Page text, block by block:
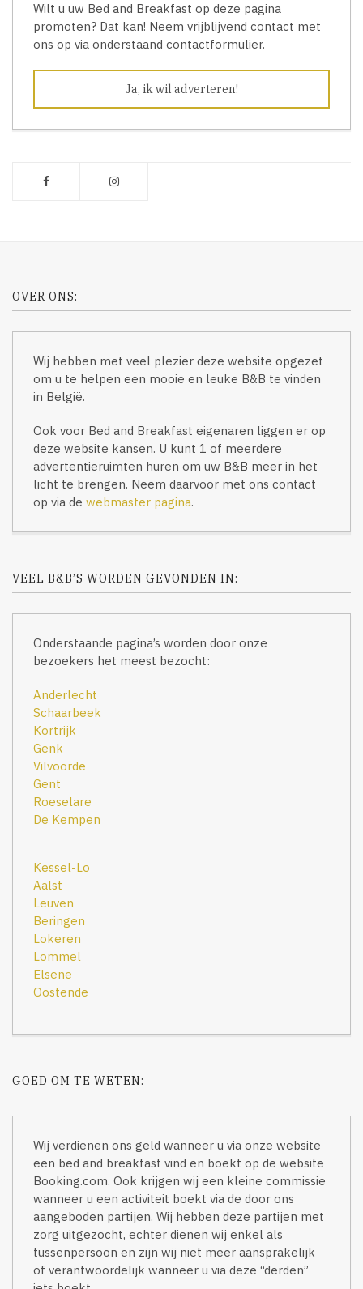
Wilt u uw Bed and Breakfast op deze pagina
promoten? Dat kan! Neem vrijblijvend contact met
ons op via onderstaand contactformulier.
Ja, ik wil adverteren!
OVER ONS:
Wij hebben met veel plezier deze website opgezet
om u te helpen een mooie en leuke B&B te vinden
in België.
Ook voor Bed and Breakfast eigenaren liggen er op
deze website kansen. U kunt 1 of meerdere
advertentieruimten huren om uw B&B meer in het
licht te brengen. Neem daarvoor met ons contact
op via de webmaster pagina.
VEEL B&B’S WORDEN GEVONDEN IN:
Onderstaande pagina’s worden door onze
bezoekers het meest bezocht:
Anderlecht
Schaarbeek
Kortrijk
Genk
Vilvoorde
Gent
Roeselare
De Kempen
Kessel-Lo
Aalst
Leuven
Beringen
Lokeren
Lommel
Elsene
Oostende
GOED OM TE WETEN:
Wij verdienen ons geld wanneer u via onze website
een bed and breakfast vind en boekt op de website
Booking.com. Ook krijgen wij een kleine commissie
wanneer u een activiteit boekt via de door ons
aangeboden partijen. Wij hebben deze partijen met
zorg uitgezocht, echter dienen wij enkel als
tussenpersoon en zijn wij niet meer aansprakelijk
of verantwoordelijk wanneer u via deze “derden”